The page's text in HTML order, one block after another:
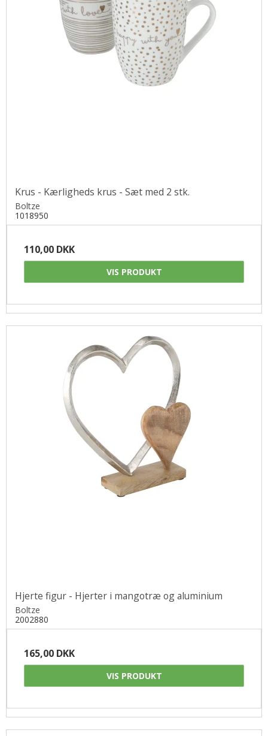
Krus - Kærligheds krus - Sæt med 2 stk.
Boltze
1018950
110,00 DKK
VIS PRODUKT
Hjerte figur - Hjerter i mangotræ og aluminium
Boltze
2002880
165,00 DKK
VIS PRODUKT